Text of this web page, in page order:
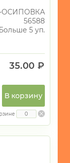
ОСИПОВКА
56588
5 уп.
35.00 ₽
В корзину